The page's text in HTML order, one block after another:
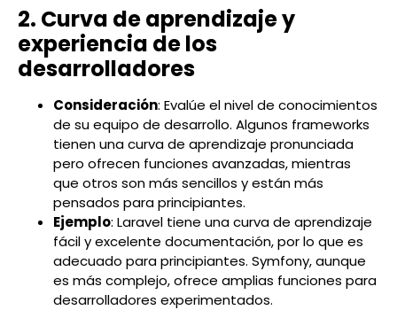
2. Curva de aprendizaje y
experiencia de los
desarrolladores
Consideración: Evalúe el nivel de conocimientos
de su equipo de desarrollo. Algunos frameworks
tienen una curva de aprendizaje pronunciada
pero ofrecen funciones avanzadas, mientras
que otros son más sencillos y están más
pensados para principiantes.
Ejemplo: Laravel tiene una curva de aprendizaje
fácil y excelente documentación, por lo que es
adecuado para principiantes. Symfony, aunque
es más complejo, ofrece amplias funciones para
desarrolladores experimentados.